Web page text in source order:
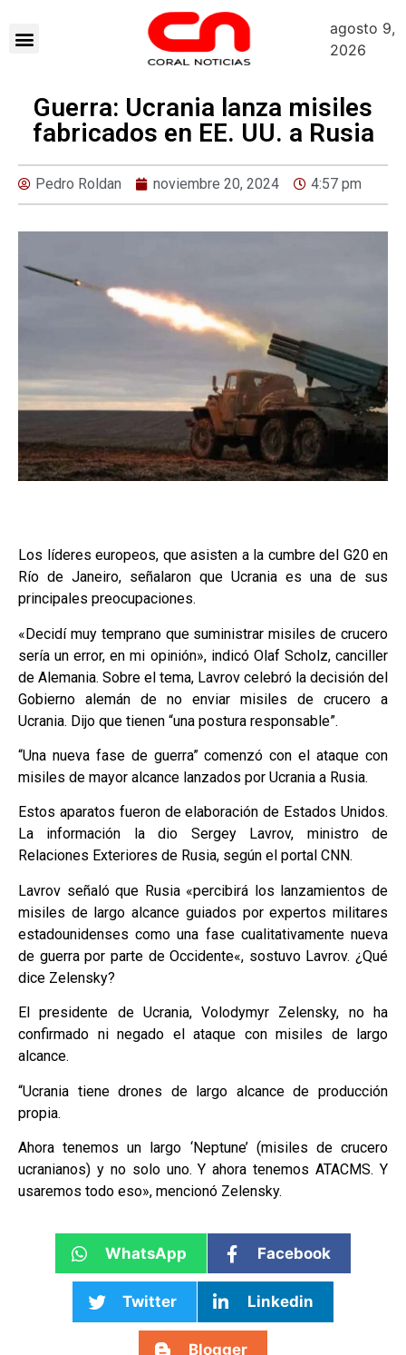
agosto 9,
2026
Guerra: Ucrania lanza misiles
fabricados en EE. UU. a Rusia
Pedro Roldan noviembre 20, 2024 4:57 pm
Los líderes europeos, que asisten a la cumbre del G20 en
Río de Janeiro, señalaron que Ucrania es una de sus
principales preocupaciones.
«Decidí muy temprano que suministrar misiles de crucero
sería un error, en mi opinión», indicó Olaf Scholz, canciller
de Alemania. Sobre el tema, Lavrov celebró la decisión del
Gobierno alemán de no enviar misiles de crucero a
Ucrania. Dijo que tienen “una postura responsable”.
“Una nueva fase de guerra” comenzó con el ataque con
misiles de mayor alcance lanzados por Ucrania a Rusia.
Estos aparatos fueron de elaboración de Estados Unidos.
La información la dio Sergey Lavrov, ministro de
Relaciones Exteriores de Rusia, según el portal CNN.
Lavrov señaló que Rusia «percibirá los lanzamientos de
misiles de largo alcance guiados por expertos militares
estadounidenses como una fase cualitativamente nueva
de guerra por parte de Occidente«, sostuvo Lavrov. ¿Qué
dice Zelensky?
El presidente de Ucrania, Volodymyr Zelensky, no ha
confirmado ni negado el ataque con misiles de largo
alcance.
“Ucrania tiene drones de largo alcance de producción
propia.
Ahora tenemos un largo ‘Neptune’ (misiles de crucero
ucranianos) y no solo uno. Y ahora tenemos ATACMS. Y
usaremos todo eso», mencionó Zelensky.
WhatsApp Facebook
Twitter Linkedin
Blogger